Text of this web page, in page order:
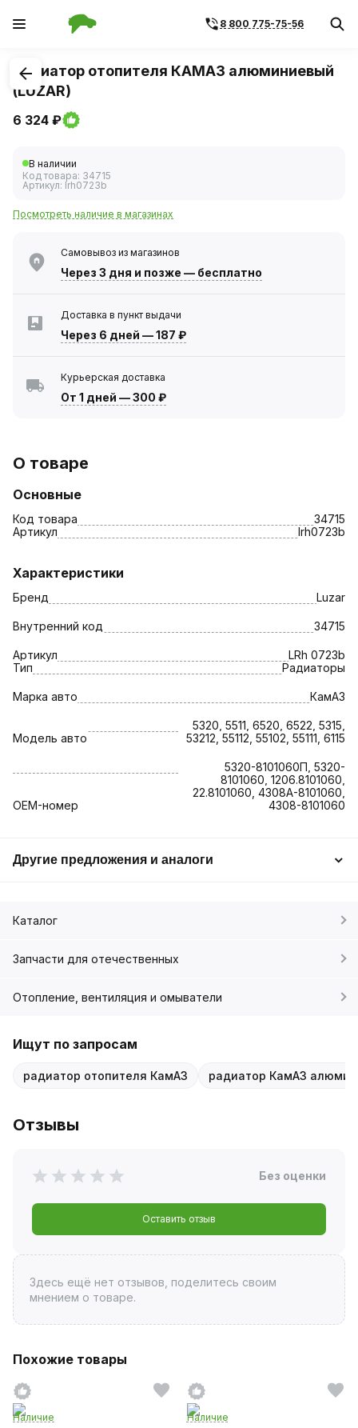
8 800 775-75-56
1/1
Радиатор отопителя КАМАЗ алюминиевый
(LUZAR)
6 324 ₽
В наличии
Код товара: 34715
Артикул: lrh0723b
Посмотреть наличие в магазинах
Самовывоз из магазинов
Через 3 дня и позже — бесплатно
Доставка в пункт выдачи
Через 6 дней —187 ₽
Курьерская доставка
От 1 дней —300 ₽
О товаре
Основные
Код товара
34715
Артикул
lrh0723b
Характеристики
Бренд Luzar
Внутренний код 34715
Артикул
LRh 0723b
Тип
Радиаторы
Марка авто КамАЗ
Модель авто
5320, 5511, 6520, 6522, 5315,
53212, 55112, 55102, 55111, 6115
OEM-номер
5320-8101060П, 5320-
8101060, 1206.8101060,
22.8101060, 4308A-8101060,
4308-8101060
Другие предложения и аналоги
Каталог
Запчасти для отечественных
Отопление, вентиляция и омыватели
Ищут по запросам
радиатор отопителя КамАЗ радиатор КамАЗ
Отзывы
Без оценки
Оставить отзыв
Здесь ещё нет отзывов, поделитесь своим
мнением о товаре.
Похожие товары
Наличие
Наличие